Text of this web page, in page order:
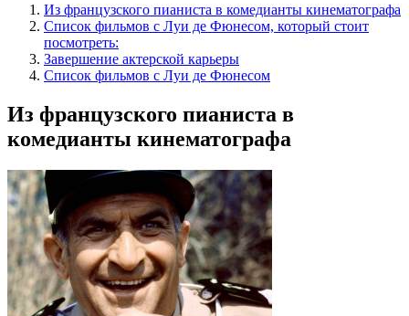
Из французского пианиста в комедианты кинематографа
Список фильмов с Луи де Фюнесом, который стоит
посмотреть:
Завершение актерской карьеры
Список фильмов с Луи де Фюнесом
Из французского пианиста в
комедианты кинематографа